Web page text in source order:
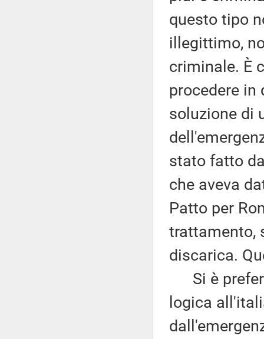
questo tipo
illegittimo,
criminale. È
procedere in
soluzione di
stato fatto
che aveva
Patto per
trattamento,
discarica.
Si è
logica